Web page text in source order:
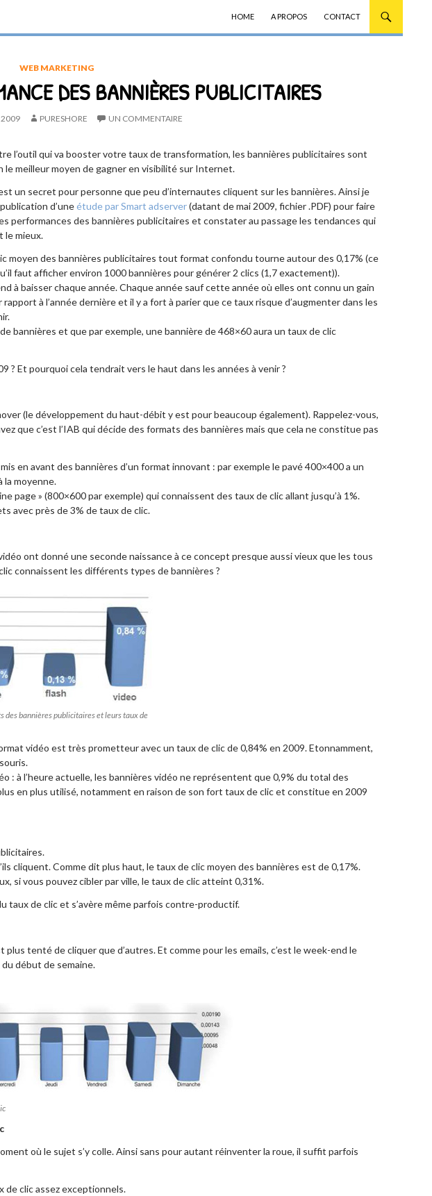
HOME
A PROPOS CONTACT
WEB MARKETING
DES BANNIÈRES PUBLICITAIRES
2009 PURESHORE UN COMMENTAIRE
l’outil qui va booster votre taux de transformation, les bannières publicitaires sont
le meilleur moyen de gagner en visibilité sur Internet.
un secret pour personne que peu d’internautes cliquent sur les bannières. Ainsi je
d’uneétude par Smart adserver(datant de mai 2009, fichier .PDF) pour faire
performances des bannières publicitaires et constater au passage les tendances qui
le mieux.
moyen des bannières publicitaires tout format confondu tourne autour des 0,17% (ce
faut afficher environ 1000 bannières pour générer 2 clics (1,7 exactement)).
à baisser chaque année. Chaque année sauf cette année où elles ont connu un gain
rapport à l’année dernière et il y a fort à parier que ce taux risque d’augmenter dans les
bannières et que par exemple, une bannière de 468×60 aura un taux de clic
Et pourquoi cela tendrait vers le haut dans les années à venir ?
(le développement du haut-débit y est pour beaucoup également). Rappelez-vous,
que c’est l’IAB qui décide des formats des bannières mais que cela ne constitue pas
en avant des bannières d’un format innovant : par exemplele pavé 400×400 a un
la moyenne.
page » (800×600 par exemple) qui connaissent des taux de clic allant jusqu’à 1%.
avec près de 3% de taux de clic.
ont donné une seconde naissance à ce concept presque aussi vieux que les tous
connaissent les différents types de bannières ?
des bannières publicitaires et leurs taux de
vidéo est très prometteur avec un taux de clic de 0,84% en 2009. Etonnamment,
: à l’heure actuelle, les bannières vidéo ne représentent que 0,9% du total des
en plus utilisé, notamment en raison de son fort taux de clic et constitue en 2009
cliquent. Comme dit plus haut, le taux de clic moyen des bannières est de 0,17%.
si vous pouvez cibler par ville, le taux de clic atteint 0,31%.
taux de clic et s’avère même parfois contre-productif.
plus tenté de cliquer que d’autres. Et comme pour les emails, c’est le week-end le
début de semaine.
où le sujet s’y colle. Ainsi sans pour autant réinventer la roue, il suffit parfois
de clic assez exceptionnels.